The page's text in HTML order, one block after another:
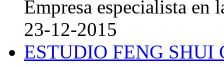
Empresa especialista en
23-12-2015
ESTUDIO FENG